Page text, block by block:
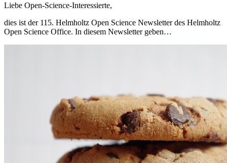
Liebe Open-Science-Interessierte,
dies ist der 115. Helmholtz Open Science Newsletter des Helmholtz
Open Science Office. In diesem Newsletter geben…